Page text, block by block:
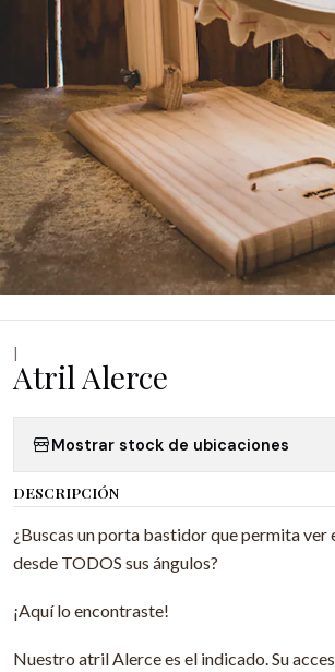
Atril Alerce
Mostrar stock de ubicaciones
DESCRIPCIÓN
¿Buscas un porta bastidor que permita
desde TODOS sus ángulos?
¡Aquí lo encontraste!
Nuestro atril Alerce es el indicado. Su